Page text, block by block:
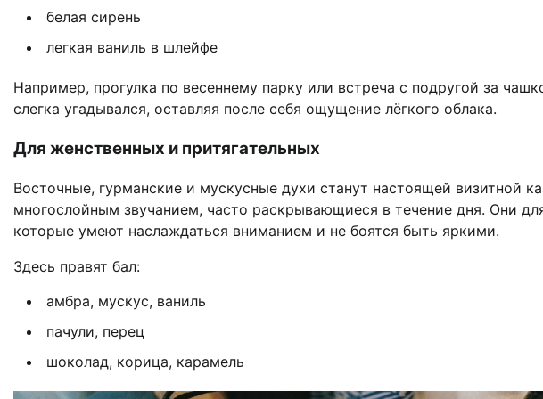
белая сирень
легкая ваниль в шлейфе
Например, прогулка по весеннему парку или встреча с подругой за
слегка угадывался, оставляя после себя ощущение лёгкого облака.
Для женственных и притягательных
Восточные, гурманские и мускусные духи станут настоящей визитной
многослойным звучанием, часто раскрывающиеся в течение дня. Они
которые умеют наслаждаться вниманием и не боятся быть яркими.
Здесь правят бал:
амбра, мускус, ваниль
пачули, перец
шоколад, корица, карамель